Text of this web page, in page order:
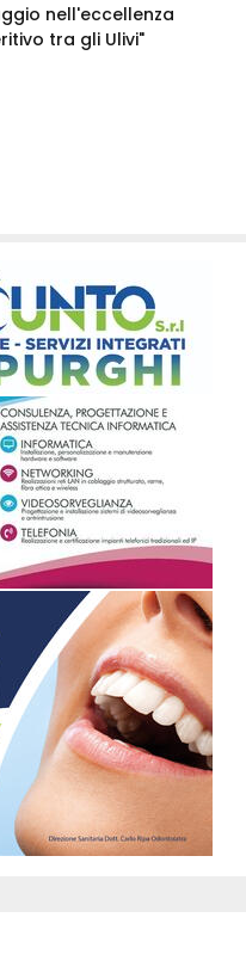
nell'eccellenza
tra gli Ulivi"